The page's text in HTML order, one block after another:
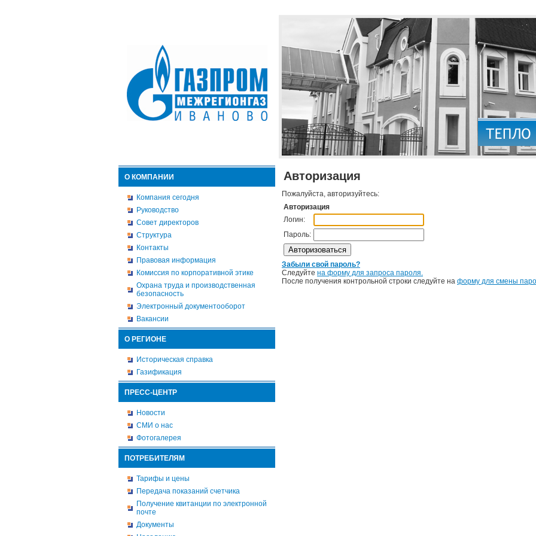
О КОМПАНИИ
Компания сегодня
Руководство
Совет директоров
Структура
Контакты
Правовая информация
Комиссия по корпоративной этике
Охрана труда и производственная
безопасность
Электронный документооборот
Вакансии
О РЕГИОНЕ
Историческая справка
Газификация
ПРЕСС-ЦЕНТР
Новости
СМИ о нас
Фотогалерея
ПОТРЕБИТЕЛЯМ
Тарифы и цены
Передача показаний счетчика
Получение квитанции по электронной
почте
Документы
Авторизация
Пожалуйста, авторизуйтесь:
Авторизация
Логин:
Пароль:
Забыли свой пароль?
Следуйте на форму для запроса пароля.
После получения контрольной строки следуйте на форму для смены